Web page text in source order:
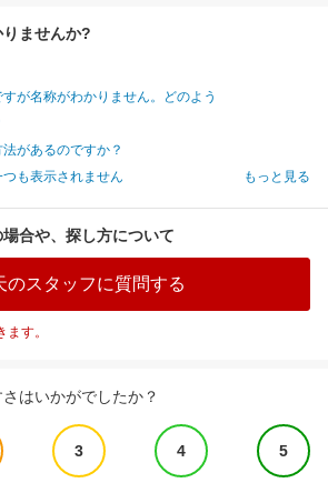
ませんか?
が名称がわかりません。どのよう
があるのですか？
も表示されません
もっと見る
合や、探し方について
のスタッフに質問する
す。
はいかがでしたか？
3 4 5